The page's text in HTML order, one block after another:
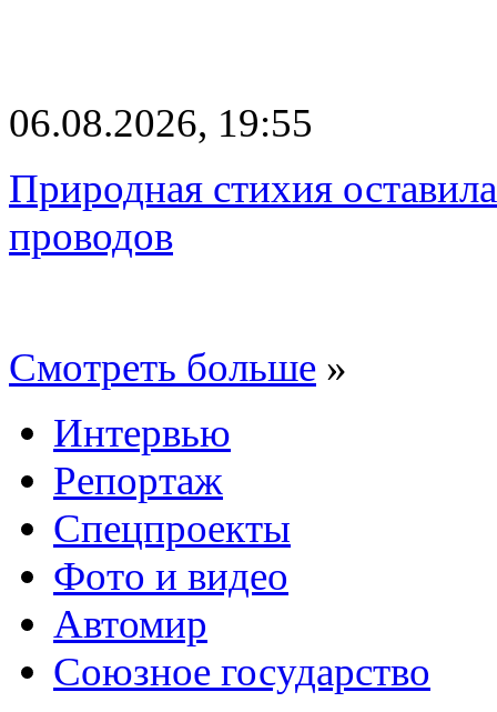
06.08.2026, 19:55
Природная стихия
проводов
Смотреть больше »
Интервью
Репортаж
Спецпроекты
Фото и видео
Автомир
Союзное государство